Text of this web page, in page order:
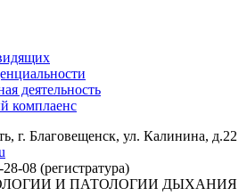
деятельность
комплаенс
г. Благовещенск, ул. Калинина, д.22
08 (регистратура)
И ПАТОЛОГИИ ДЫХАНИЯ